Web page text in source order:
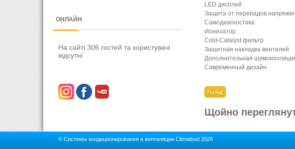
ОНЛАЙН
На сайті 306 гостей та користувачі
відсутні
LED дисплей
Защита от перепадов
Самодиагностика
Ионизатор
Cold-Catalyst фильтр
Защитная накладка вентилей
Дополнительная
Современный дизайн
Щойно
© Системы кондиционирования и вентиляции Climatbud 2026